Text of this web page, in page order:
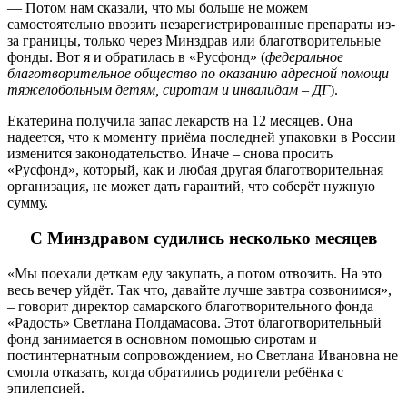
— Потом нам сказали, что мы больше не можем
самостоятельно ввозить незарегистрированные препараты из-
за границы, только через Минздрав или благотворительные
фонды. Вот я и обратилась в «Русфонд» (федеральное
благотворительное общество по оказанию адресной помощи
тяжелобольным детям, сиротам и инвалидам – ДГ).
Екатерина получила запас лекарств на 12 месяцев. Она
надеется, что к моменту приёма последней упаковки в России
изменится законодательство. Иначе – снова просить
«Русфонд», который, как и любая другая благотворительная
организация, не может дать гарантий, что соберёт нужную
сумму.
С Минздравом судились несколько месяцев
«Мы поехали деткам еду закупать, а потом отвозить. На это
весь вечер уйдёт. Так что, давайте лучше завтра созвонимся»,
– говорит директор самарского благотворительного фонда
«Радость» Светлана Полдамасова. Этот благотворительный
фонд занимается в основном помощью сиротам и
постинтернатным сопровождением, но Светлана Ивановна не
смогла отказать, когда обратились родители ребёнка с
эпилепсией.